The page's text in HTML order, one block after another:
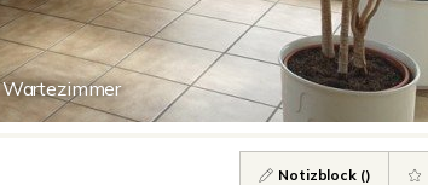
Wartezimmer
Notizblock ()